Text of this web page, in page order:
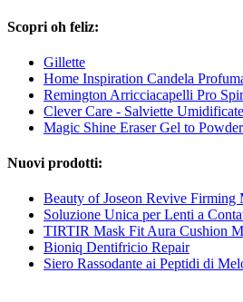
Scopri oh feliz:
Gillette
Home Inspiration Candela
Remington Arricciacapelli Pro
Clever Care - Salviette
Magic Shine Eraser Gel to
Nuovi prodotti:
Beauty of Joseon Revive Firming
Soluzione Unica per Lenti a
TIRTIR Mask Fit Aura Cushion
Bioniq Dentifricio Repair
Siero Rassodante ai Peptidi di